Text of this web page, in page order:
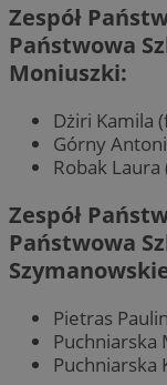
Zespół
Państwowa
Moniuszki:
Dżiri Kamila
Górny
Robak Laura
Zespół
Państwowa
Pietras
Puchniarska
Puchniarska